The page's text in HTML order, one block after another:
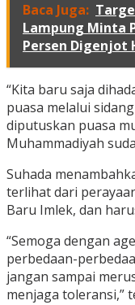
Baca Juga:
Lampung Minta
Persen Digenjot
“Kita baru saja
puasa melalui
diputuskan puasa
Muhammadiyah
Suhada
terlihat dari
Baru Imlek, dan
“Semoga dengan
perbedaan-
jangan sampai
menjaga toleransi,”